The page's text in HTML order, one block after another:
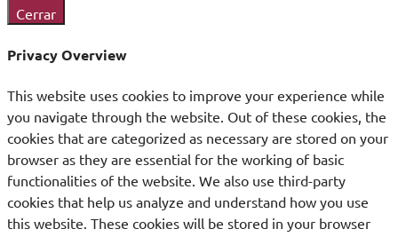
Cerrar
Privacy Overview
This website uses cookies to improve your experience while
you navigate through the website. Out of these cookies, the
cookies that are categorized as necessary are stored on your
browser as they are essential for the working of basic
functionalities of the website. We also use third-party
cookies that help us analyze and understand how you use
this website. These cookies will be stored in your browser